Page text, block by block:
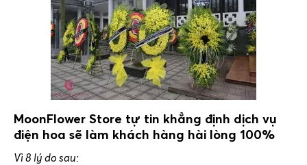
MoonFlower Store tự tin khẳng định dịch vụ
điện hoa sẽ làm khách hàng hài lòng 100%
Vì 8 lý do sau: